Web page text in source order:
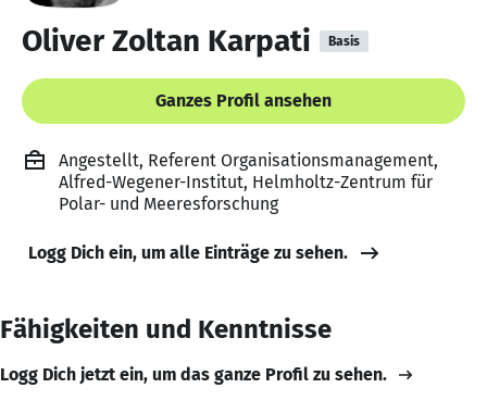
Oliver Zoltan Karpati Basis
Ganzes Profil ansehen
Angestellt, Referent Organisationsmanagement,
Alfred-Wegener-Institut, Helmholtz-Zentrum für
Polar- und Meeresforschung
Logg Dich ein, um alle Einträge zu sehen.
Fähigkeiten und Kenntnisse
Logg Dich jetzt ein, um das ganze Profil zu sehen.